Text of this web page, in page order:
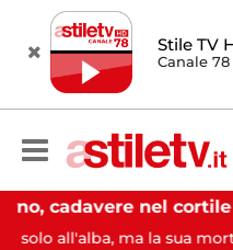
Stile TV
Canale 78
Salerno, cadavere nel cortile di un palazzo: indaga la Polizia
la sua morte è
CRONACA
NAPOLI. I